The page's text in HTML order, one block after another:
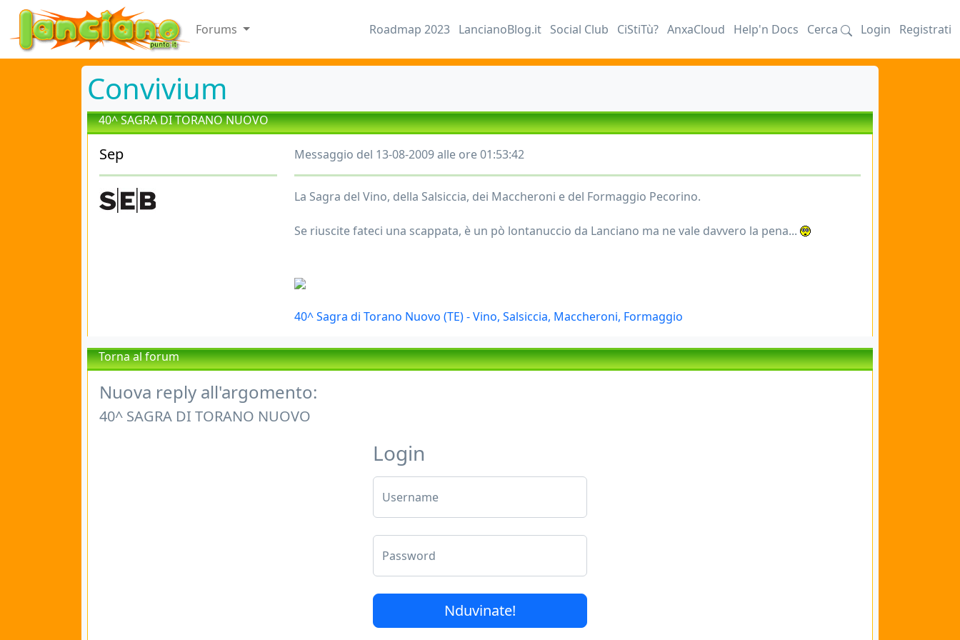
Forums Roadmap 2023 LancianoBlog.it Social Club CiStiTù? AnxaCloud Help'n Docs Cerca Login Registrati
Convivium
40^ SAGRA DI TORANO NUOVO
Sep Messaggio del 13-08-2009 alle ore 01:53:42
La Sagra del Vino, della Salsiccia, dei Maccheroni e del Formaggio Pecorino.
Se riuscite fateci una scappata, è un pò lontanuccio da Lanciano ma ne vale davvero la pena...
40^ Sagra di Torano Nuovo (TE) - Vino, Salsiccia, Maccheroni, Formaggio
Torna al forum
Nuova reply all'argomento:
40^ SAGRA DI TORANO NUOVO
Login
Username
Password